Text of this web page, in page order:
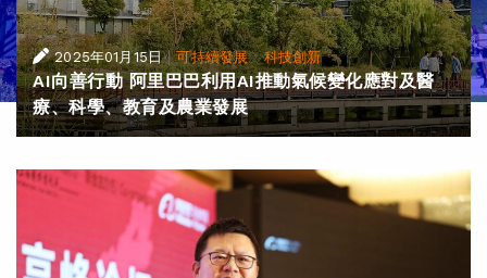
2025年01月15日 |可持續發展·科技創新
AI向善行動 阿里巴巴利用AI推動氣候變化應對及醫
療、科學、教育及農業發展